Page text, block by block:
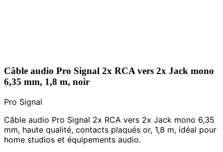
Câble audio Pro Signal 2x RCA vers 2x Jack mono
6,35 mm, 1,8 m, noir
Pro Signal
Câble audio Pro Signal 2x RCA vers 2x Jack mono 6,35
mm, haute qualité, contacts plaqués or, 1,8 m, idéal pour
home studios et équipements audio.